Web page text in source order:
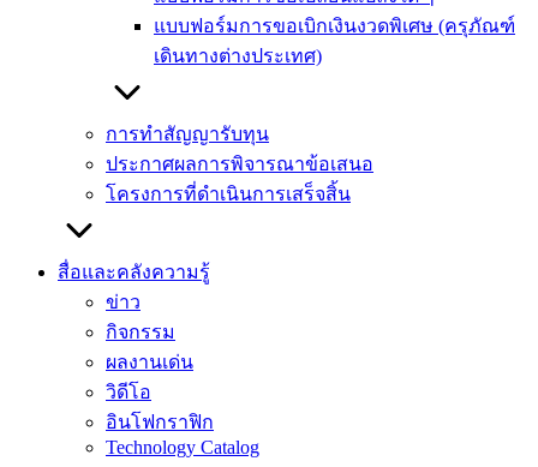
แบบฟอร์มการขอเบิกเงินงวดพิเศษ (ครุภัณฑ์
เดินทางต่างประเทศ)
การทำสัญญารับทุน
ประกาศผลการพิจารณาข้อเสนอ
โครงการที่ดำเนินการเสร็จสิ้น
สื่อและคลังความรู้
ข่าว
กิจกรรม
ผลงานเด่น
วิดีโอ
อินโฟกราฟิก
Technology Catalog